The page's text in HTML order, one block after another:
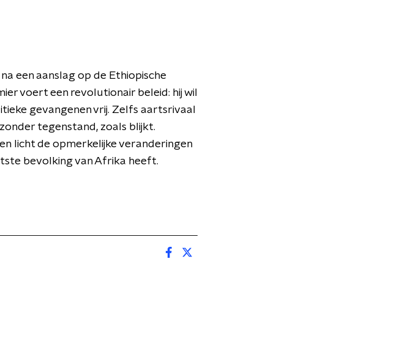
een aanslag op de Ethiopische
voert een revolutionair beleid: hij wil
gevangenen vrij. Zelfs aartsrivaal
tegenstand, zoals blijkt.
licht de opmerkelijke veranderingen
bevolking van Afrika heeft.